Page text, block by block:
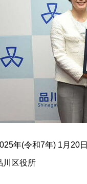
年(令和7年) 1月20日
川区役所